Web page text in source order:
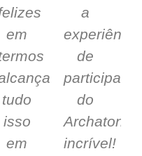
em
tudo
isso
em
a
experiência
de
participar
do
Archaton
incrível!